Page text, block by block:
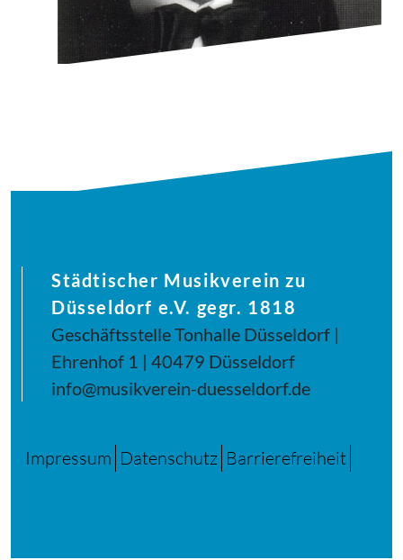
Städtischer Musikverein zu
Düsseldorf e.V. gegr. 1818
Geschäftsstelle Tonhalle Düsseldorf |
Ehrenhof 1 | 40479 Düsseldorf
info@musikverein-duesseldorf.de
Impressum Datenschutz Barrierefreiheit